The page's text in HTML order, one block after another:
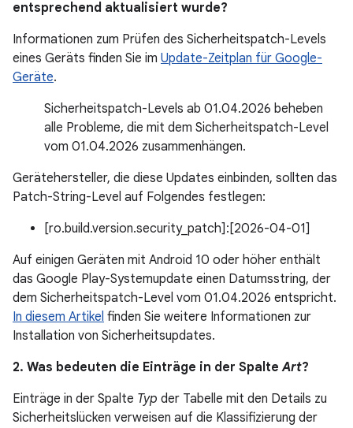
entsprechend aktualisiert wurde?
Informationen zum Prüfen des Sicherheitspatch-Levels
eines Geräts finden Sie im Update-Zeitplan für Google-
Geräte.
Sicherheitspatch-Levels ab 01.04.2026 beheben
alle Probleme, die mit dem Sicherheitspatch-Level
vom 01.04.2026 zusammenhängen.
Gerätehersteller, die diese Updates einbinden, sollten das
Patch-String-Level auf Folgendes festlegen:
[ro.build.version.security_patch]:[2026-04-01]
Auf einigen Geräten mit Android 10 oder höher enthält
das Google Play-Systemupdate einen Datumsstring, der
dem Sicherheitspatch-Level vom 01.04.2026 entspricht.
In diesem Artikel finden Sie weitere Informationen zur
Installation von Sicherheitsupdates.
2. Was bedeuten die Einträge in der SpalteArt?
Einträge in der Spalte Typ der Tabelle mit den Details zu
Sicherheitslücken verweisen auf die Klassifizierung der